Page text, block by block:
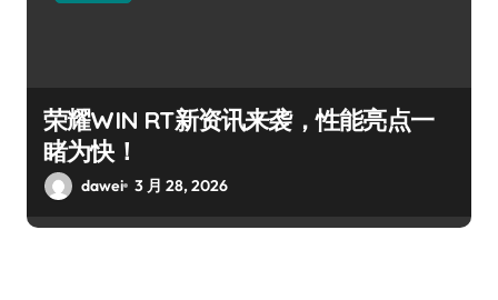
荣耀WIN RT新资讯来袭，性能亮点一
睹为快！
dawei 3 月 28, 2026